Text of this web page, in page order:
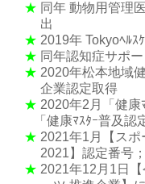
★ 同年 動物用管理
出
★ 2019年 Tokyoﾍﾙｽ
★ 同年認知症サポ
★ 2020年松本地域
企業認定取得
★ 2020年2月「健康
「健康ﾏｽﾀｰ普及認
★ 2021年1月【ス
2021】認定番号
★ 2021年12月1日